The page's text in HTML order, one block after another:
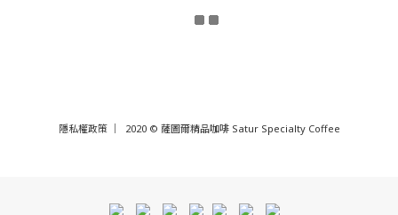
隱私權政策｜ 2020 © 薩圖爾精品咖啡 Satur Specialty Coffee